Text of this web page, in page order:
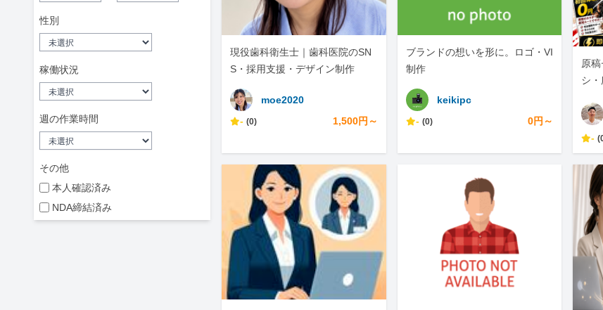
性別
稼働状況
週の作業時間
その他
本人確認済み
NDA締結済み
現役歯科衛生士｜歯科医院のSN
S・採用支援・デザイン制作
moe2020
- (0) 1,500円～
ブランドの想いを形に。ロゴ・VI
制作
keikipc
- (0) 0円～
原
シ・
-